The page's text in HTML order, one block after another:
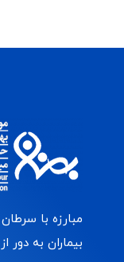
مبارزه با
بیماران به دور